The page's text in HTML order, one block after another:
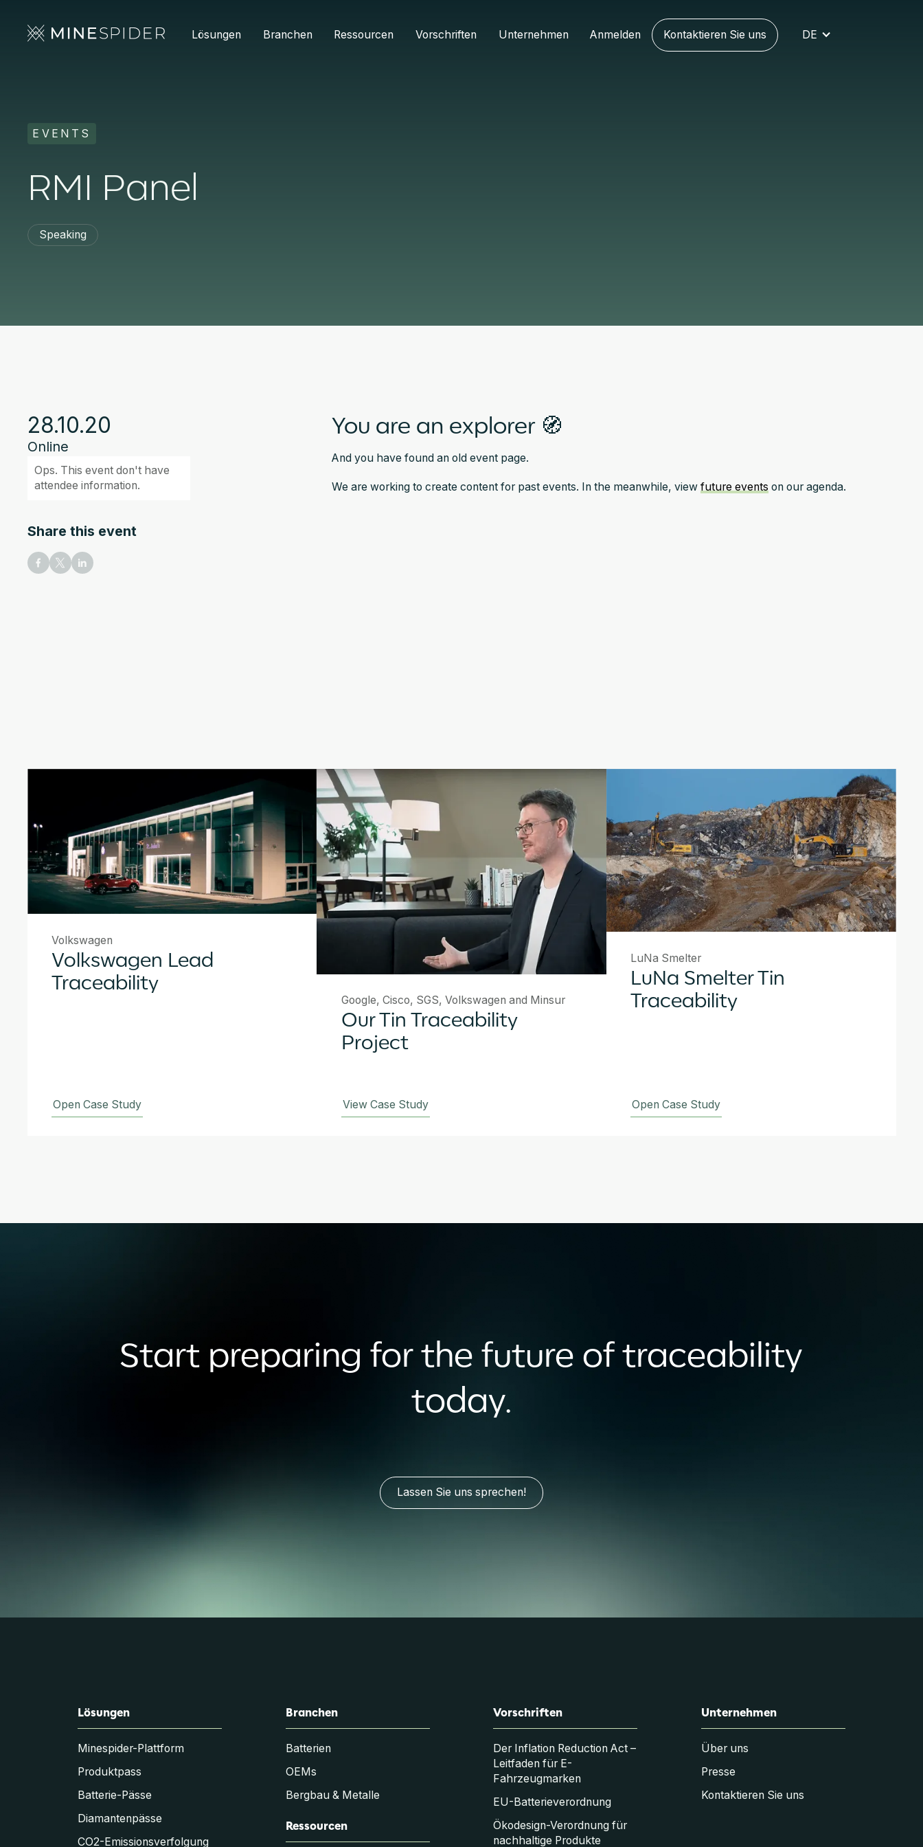
Lösungen Branchen Ressourcen Vorschriften Unternehmen Anmelden Kontaktieren Sie uns DE
EVENTS
RMI Panel
Speaking
28.10.20
Online
Ops. This event don't have
attendee information.
Share this event
You are an explorer 🧭
And you have found an old event page.
We are working to create content for past events. In the meanwhile, view future events on our agenda.
Volkswagen
Volkswagen Lead
Traceability
Open Case Study
Google, Cisco, SGS, Volkswagen and Minsur
Our Tin Traceability
Project
View Case Study
LuNa Smelter
LuNa Smelter Tin
Traceability
Open Case Study
Start preparing for the future of traceability
today.
Lassen Sie uns sprechen!
Lösungen
Minespider-Plattform
Produktpass
Batterie-Pässe
Diamantenpässe
CO2-Emissionsverfolgung
Branchen
Batterien
OEMs
Bergbau & Metalle
Ressourcen
Vorschriften
Der Inflation Reduction Act –
Leitfaden für E-
Fahrzeugmarken
EU-Batterieverordnung
Ökodesign-Verordnung für
nachhaltige Produkte
Unternehmen
Über uns
Presse
Kontaktieren Sie uns